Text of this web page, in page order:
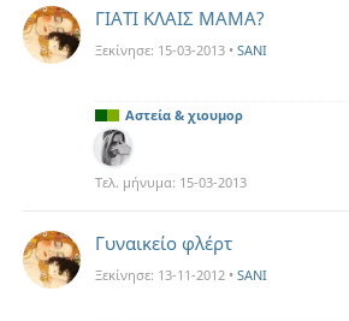
ΓΙΑΤΙ ΚΛΑΙΣ ΜΑΜΑ?
Ξεκίνησε: 15-03-2013 • SANI
Αστεία & χιουμορ
Τελ. μήνυμα: 15-03-2013
Γυναικείο φλέρτ
Ξεκίνησε: 13-11-2012 • SANI